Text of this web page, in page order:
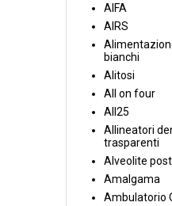
AIFA
AIRS
bianchi
Alitosi
All on four
All25
Allineatori
trasparenti
Alveolite
Amalgama
Ambulatorio